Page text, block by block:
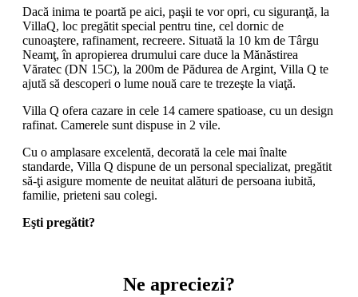
Dacă inima te poartă pe aici, paşii te vor opri, cu siguranţă, la
VillaQ, loc pregătit special pentru tine, cel dornic de
cunoaştere, rafinament, recreere. Situată la 10 km de Târgu
Neamţ, în apropierea drumului care duce la Mănăstirea
Văratec (DN 15C), la 200m de Pădurea de Argint, Villa Q te
ajută să descoperi o lume nouă care te trezeşte la viaţă.
Villa Q ofera cazare in cele 14 camere spatioase, cu un design
rafinat. Camerele sunt dispuse in 2 vile.
Cu o amplasare excelentă, decorată la cele mai înalte
standarde, Villa Q dispune de un personal specializat, pregătit
să-ţi asigure momente de neuitat alături de persoana iubită,
familie, prieteni sau colegi.
Eşti pregătit?
Ne apreciezi?